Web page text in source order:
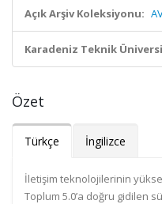
Açık Arşiv Koleksiyonu:
Karadeniz Teknik
Özet
Türkçe İngilizce
İletişim teknolojilerinin
Toplum 5.0’a doğru gidilen